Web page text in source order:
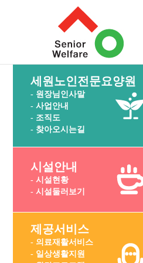
세원노인전문요양원
- 원장님인사말
- 사업안내
- 조직도
- 찾아오시는길
시설안내
- 시설현황
- 시설둘러보기
제공서비스
- 의료재활서비스
- 일상생활지원